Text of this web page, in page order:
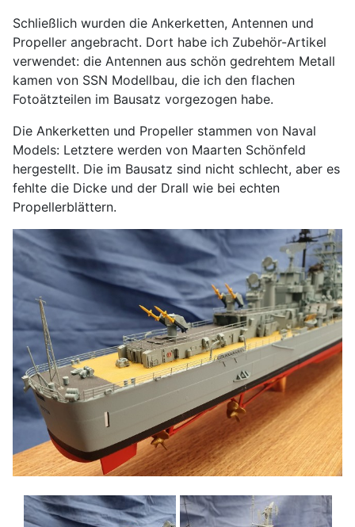
Schließlich wurden die Ankerketten, Antennen und
Propeller angebracht. Dort habe ich Zubehör-Artikel
verwendet: die Antennen aus schön gedrehtem Metall
kamen von SSN Modellbau, die ich den flachen
Fotoätzteilen im Bausatz vorgezogen habe.
Die Ankerketten und Propeller stammen von Naval
Models: Letztere werden von Maarten Schönfeld
hergestellt. Die im Bausatz sind nicht schlecht, aber es
fehlte die Dicke und der Drall wie bei echten
Propellerblättern.